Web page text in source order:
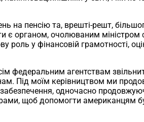
на пенсію та, врешті-решт,
є органом, очолюваним міністром
роль у фінансовій грамотності,
федеральним агентствам
Під моїм керівництвом ми
одночасно
щоб допомогти американцям